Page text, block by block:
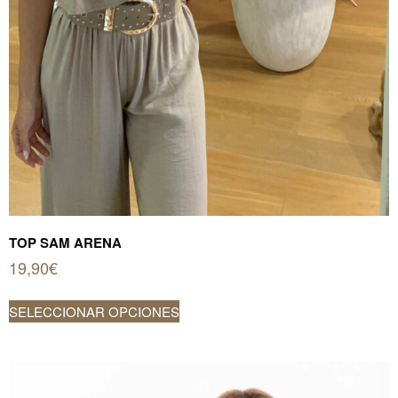
TOP SAM ARENA
19,90€
SELECCIONAR OPCIONES
Este
producto
variantes.